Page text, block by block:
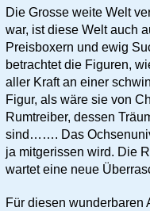
Die Grosse weite Welt
war, ist diese Welt auch
Preisboxern und ewig
betrachtet die Figuren,
aller Kraft an einer
Figur, als wäre sie von
Rumtreiber, dessen
sind……. Das
ja mitgerissen wird. Die
wartet eine neue
Für diesen wunderbaren